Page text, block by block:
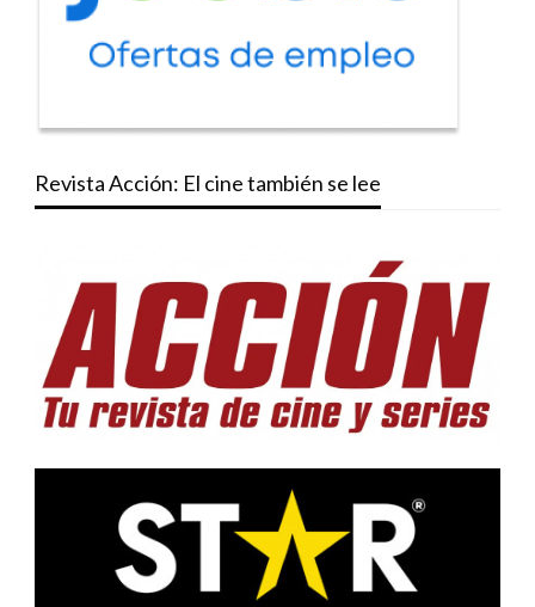
Revista Acción: El cine también se lee